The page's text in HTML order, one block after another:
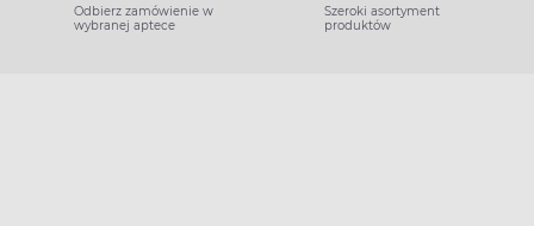
Odbierz zamówienie w
wybranej aptece
Szeroki asortyment
produktów